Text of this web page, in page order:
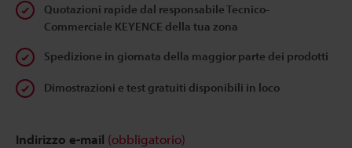
Quotazioni rapide dal responsabile Tecnico-
Commerciale KEYENCE della tua zona
Spedizione in giornata della maggior parte dei prodotti
Dimostrazioni e test gratuiti disponibili in loco
Indirizzo e-mail (obbligatorio)